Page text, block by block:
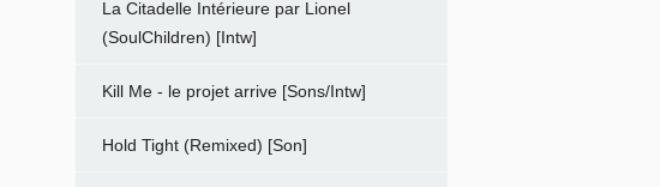
La Citadelle Intérieure par Lionel
(SoulChildren) [Intw]
Kill Me - le projet arrive [Sons/Intw]
Hold Tight (Remixed) [Son]